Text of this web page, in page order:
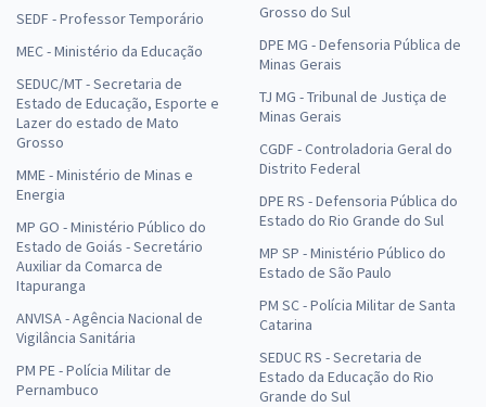
SEDF - Professor Temporário
MEC - Ministério da Educação
SEDUC/MT - Secretaria de
Estado de Educação, Esporte e
Lazer do estado de Mato
Grosso
MME - Ministério de Minas e
Energia
MP GO - Ministério Público do
Estado de Goiás - Secretário
Auxiliar da Comarca de
Itapuranga
ANVISA - Agência Nacional de
Vigilância Sanitária
PM PE - Polícia Militar de
Pernambuco
Grosso do Sul
DPE MG - Defensoria Pública de
Minas Gerais
TJ MG - Tribunal de Justiça de
Minas Gerais
CGDF - Controladoria Geral do
Distrito Federal
DPE RS - Defensoria Pública do
Estado do Rio Grande do Sul
MP SP - Ministério Público do
Estado de São Paulo
PM SC - Polícia Militar de Santa
Catarina
SEDUC RS - Secretaria de
Estado da Educação do Rio
Grande do Sul